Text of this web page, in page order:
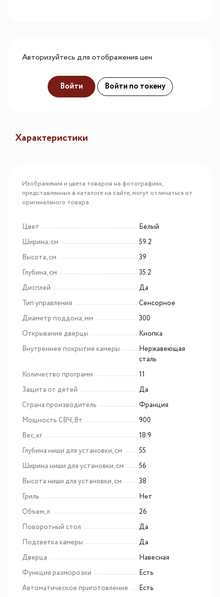
Авторизуйтесь для отображения цен
Войти Войти по токену
Характеристики
Изображения и цвета товаров на фотографиях,
представленных в каталоге на сайте, могут отличаться от
оригинального товара.
Цвет
Белый
Ширина, см
59.2
Высота, см
39
Глубина, см
35.2
Дисплей
Да
Тип управления
Сенсорное
Диаметр поддона, мм
300
Открывание дверцы
Кнопка
Внутреннее покрытие камеры
Нержавеющая
сталь
Количество программ
11
Защита от детей
Да
Страна производитель
Франция
Мощность СВЧ, Вт
900
Вес, кг
18.9
Глубина ниши для установки, см
55
Ширина ниши для установки, см
56
Высота ниши для установки, см
38
Гриль
Нет
Объем, л
26
Поворотный стол
Да
Подсветка камеры
Да
Дверца
Навесная
Функция разморозки
Есть
Автоматическое приготовление
Есть